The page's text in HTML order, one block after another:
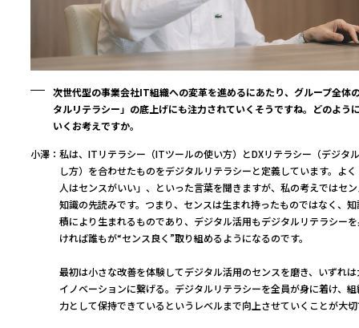
次世代型の事業会社IT組織への変革を進めるにあたり、グループ全体
タルリテラシー」の底上げにも注力されていくそうですね。どのよう
いくお考えですか。
小澤： 私は、ITリテラシー（ITツールの使い方）とDXリテラシー（デジタ
し方）を合わせたものをデジタルリテラシーと定義しています。よ
人はセンスがいい」、といった言葉を聞きますが、私の考えではセ
知識の先読みです。つまり、センスは生まれ持ったものではなく、
積により生まれるものであり、デジタル活用もデジタルリテラシー
ければ誰もが“センス良く”取り組めるようになるのです。
最初は小さな改善を体験してデジタル活用のセンスを磨き、いずれ
イノベーションに繋げる。デジタルリテラシーを全員が身に着け、
力として保持できているというレベルまで向上させていくことが大